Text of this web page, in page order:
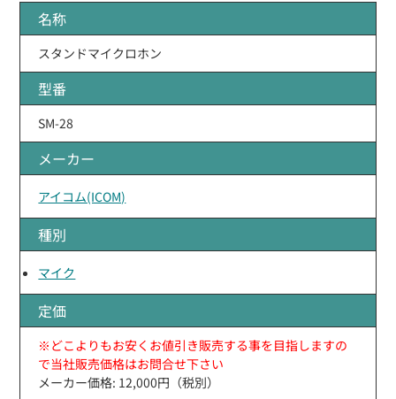
名称
スタンドマイクロホン
型番
SM-28
メーカー
アイコム(ICOM)
種別
マイク
定価
※どこよりもお安くお値引き販売する事を目指しますの
で当社販売価格はお問合せ下さい
メーカー価格: 12,000円（税別）